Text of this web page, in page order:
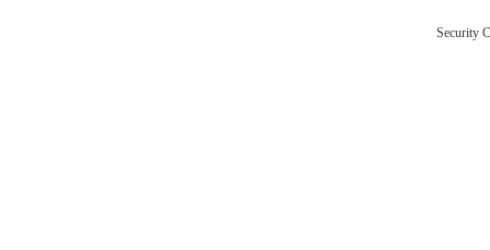
Security